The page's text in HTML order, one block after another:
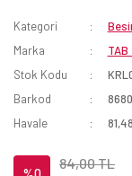
Kategori
Marka
TAB
Stok Kodu
Barkod
Havale
84,00 TL